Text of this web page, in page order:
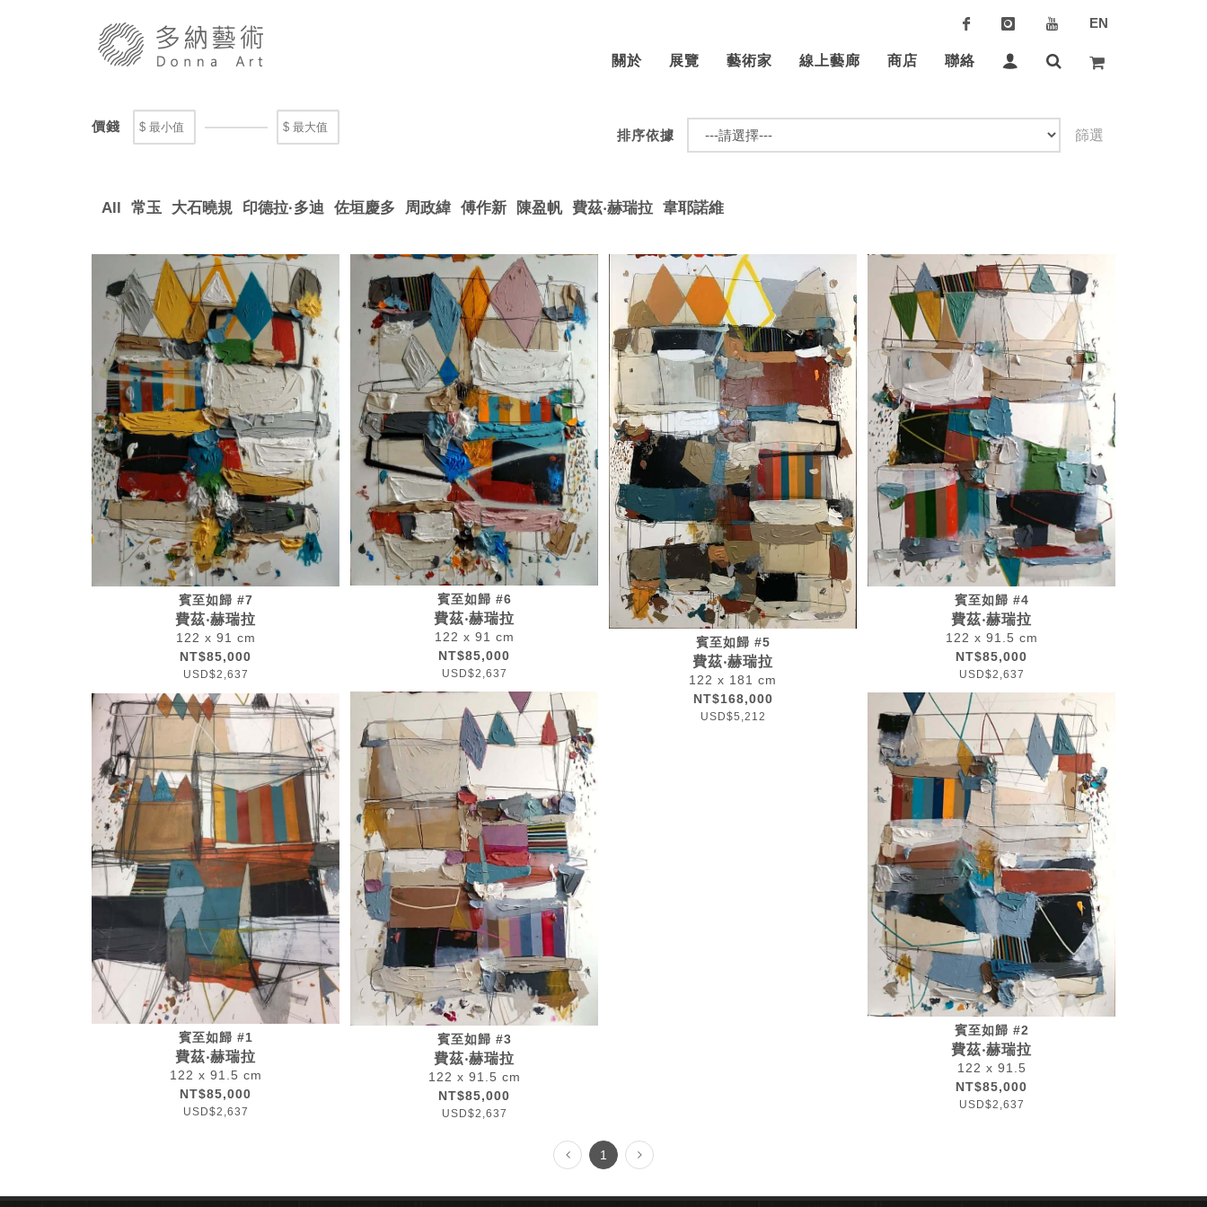
EN
關於 展覽 藝術家 線上藝廊 商店 聯絡
價錢
排序依據 篩選
All 常玉 大石曉規 印德拉·多迪 佐垣慶多 周政緯 傅作新 陳盈帆 費茲‧赫瑞拉 韋耶諾維
賓至如歸 #7
費茲‧赫瑞拉
122 x 91 cm
NT$85,000
USD$2,637
賓至如歸 #6
費茲‧赫瑞拉
122 x 91 cm
NT$85,000
USD$2,637
賓至如歸 #5
費茲‧赫瑞拉
122 x 181 cm
NT$168,000
USD$5,212
賓至如歸 #4
費茲‧赫瑞拉
122 x 91.5 cm
NT$85,000
USD$2,637
賓至如歸 #3
費茲‧赫瑞拉
122 x 91.5 cm
NT$85,000
USD$2,637
賓至如歸 #2
費茲‧赫瑞拉
122 x 91.5
NT$85,000
USD$2,637
賓至如歸 #1
費茲‧赫瑞拉
122 x 91.5 cm
NT$85,000
USD$2,637
1